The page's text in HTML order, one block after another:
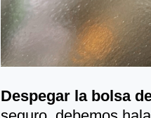
Despegar la bolsa